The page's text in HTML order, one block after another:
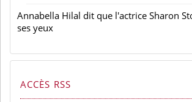
Annabella Hilal dit que l'actrice Sharon
ses yeux
ACCÈS RSS